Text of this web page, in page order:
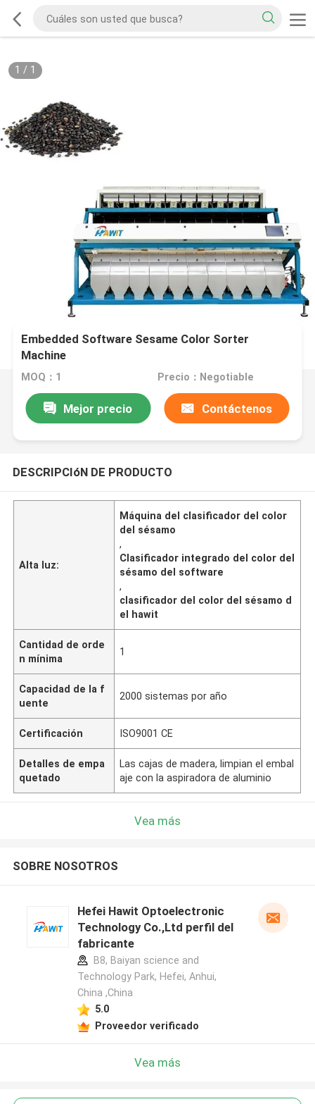
1 / 1
Embedded Software Sesame Color Sorter
Machine
MOQ：1 Precio：Negotiable
Mejor precio Contáctenos
DESCRIPCIóN DE PRODUCTO
Alta luz:
Máquina del clasificador del color
del sésamo
,
Clasificador integrado del color del
sésamo del software
,
clasificador del color del sésamo d
el hawit
Cantidad de orde
n mínima
1
Capacidad de la f
uente
2000 sistemas por año
Certificación ISO9001 CE
Detalles de empa
quetado
Las cajas de madera, limpian el embal
aje con la aspiradora de aluminio
Vea más
SOBRE NOSOTROS
Hefei Hawit Optoelectronic
Technology Co.,Ltd perfil del
fabricante
B8, Baiyan science and
Technology Park, Hefei, Anhui,
China ,China
5.0
Proveedor verificado
Vea más